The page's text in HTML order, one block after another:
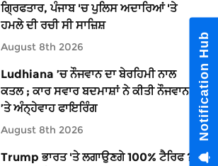
ਗ੍ਰਿਫਤਾਰ, ਪੰਜਾਬ 'ਚ ਪੁਲਿਸ ਅਦਾਰਿਆਂ 'ਤੇ
ਹਮਲੇ ਦੀ ਰਚੀ ਸੀ ਸਾਜ਼ਿਸ਼
August 8th 2026
Ludhiana ’ਚ ਨੌਜਵਾਨ ਦਾ ਬੇਰਹਿਮੀ ਨਾਲ
ਕਤਲ ; ਕਾਰ ਸਵਾਰ ਬਦਮਾਸ਼ਾਂ ਨੇ ਕੀਤੀ ਨੌਜਵਾਨ
’ਤੇ ਅੰਨ੍ਹੇਵਾਹ ਫਾਇਰਿੰਗ
August 8th 2026
Trump ਭਾਰਤ 'ਤੇ ਲਗਾਉਣਗੇ 100% ਟੈਰਿਫ ?
Notification Hub